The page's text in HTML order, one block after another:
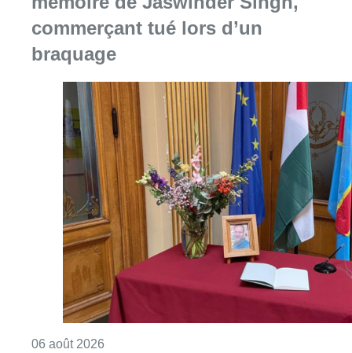
06 août 2026 Consulter l'article "La Commune d’Ixelles
Partager l'article
FacebookTwitterWhatsApp
Share
23 juillet 2023- 15h10
Concert
Mylene Farmer
Stade Roi Baudouin
Culture
News